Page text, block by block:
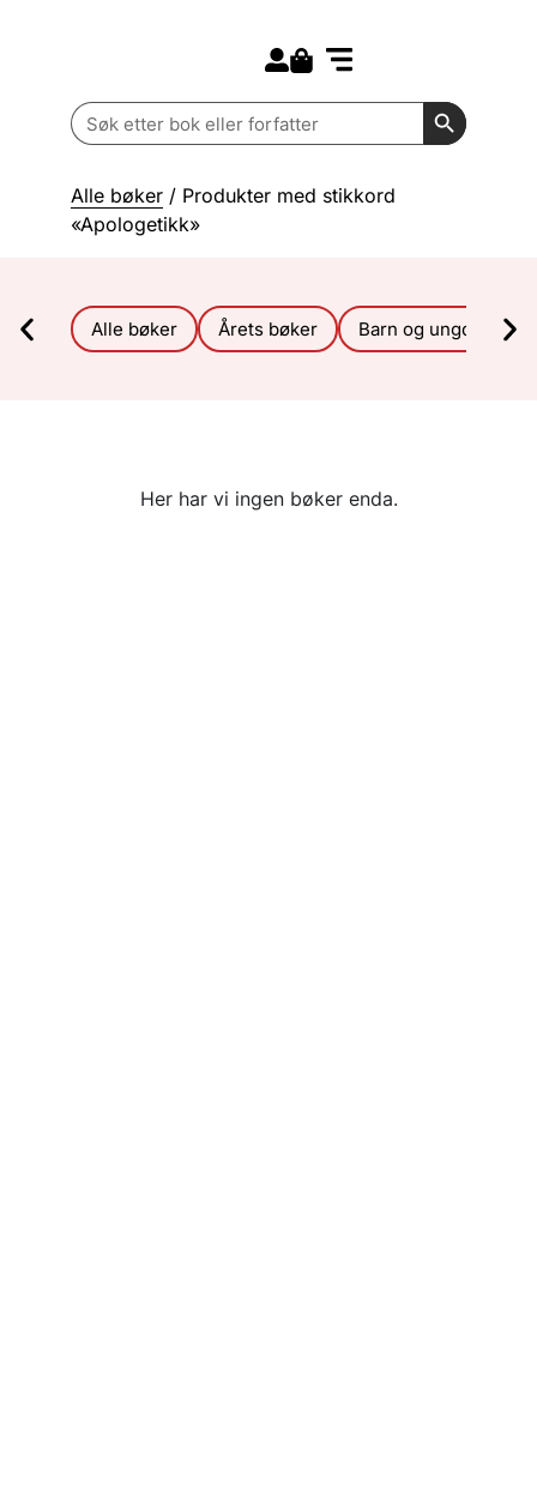
Search
for:
Search
Alle bøker / Produkter med stikkord
«Apologetikk»
Alle bøker Årets bøker Barn og ungdom
Her har vi ingen bøker enda.